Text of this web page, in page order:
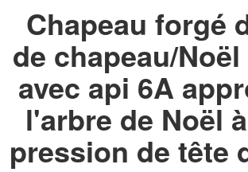
Chapeau forgé
de chapeau/
avec api 6A
l'arbre de Noël
pression de tête